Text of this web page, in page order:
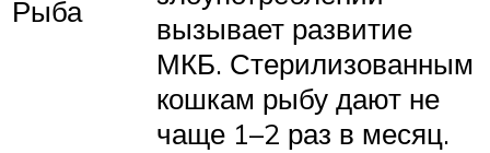
Рыба
вызывает развитие
МКБ. Стерилизованным
кошкам рыбу дают не
чаще 1–2 раз в месяц.